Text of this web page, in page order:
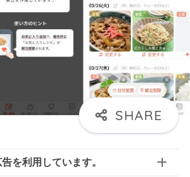
を利用しています。